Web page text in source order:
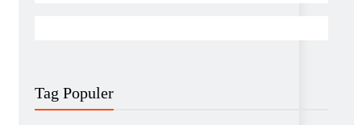
Tag Populer